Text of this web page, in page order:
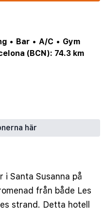
• Bar • A/C • Gym
(BCN): 74.3 km
här
i Santa Susanna på
från både Les
strand. Detta hotell